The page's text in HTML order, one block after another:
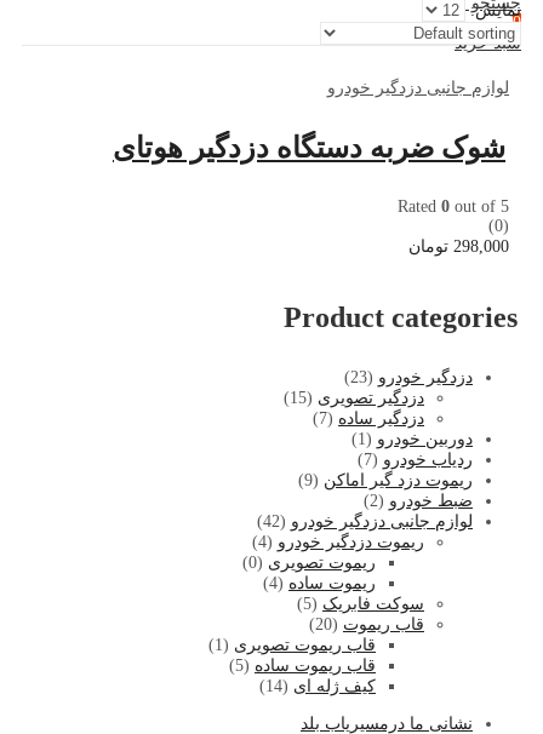
0
سبد خرید
نمایش:
لوازم جانبی دزدگیر خودرو
شوک ضربه دستگاه دزدگیر هوتای
Rated 0 out of 5
(0)
298,000 تومان
Product categories
دزدگیر خودرو (23)
دزدگیر تصویری (15)
دزدگیر ساده (7)
دوربین خودرو (1)
ردیاب خودرو (7)
ریموت دزد گیر اماکن (9)
ضبط خودرو (2)
لوازم جانبی دزدگیر خودرو (42)
ریموت دزدگیر خودرو (4)
ریموت تصویری (0)
ریموت ساده (4)
سوکت فابریک (5)
قاب ریموت (20)
قاب ریموت تصویری (1)
قاب ریموت ساده (5)
کیف ژله ای (14)
نشانی ما درمسیریاب بلد